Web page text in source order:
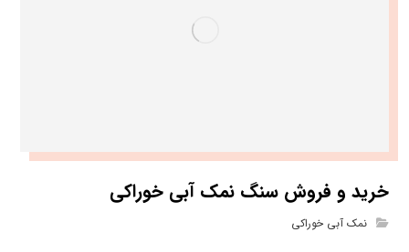
خرید و فروش سنگ نمک آبی خوراکی
نمک آبی خوراکی